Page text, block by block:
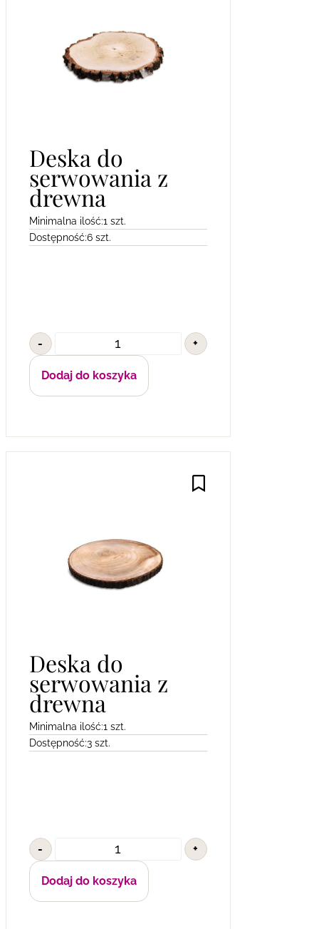
Deska do
serwowania z
drewna
Minimalna ilość:1 szt.
Dostępność:6 szt.
- +
Dodaj do koszyka
Deska do
serwowania z
drewna
Minimalna ilość:1 szt.
Dostępność:3 szt.
- +
Dodaj do koszyka